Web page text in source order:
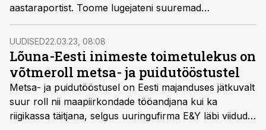
aastaraportist. Toome lugejateni suuremad
käibekaotajad.
UUDISED22.03.23, 08:08
Lõuna-Eesti inimeste toimetulekus on
võtmeroll metsa- ja puidutööstustel
Metsa- ja puidutööstusel on Eesti majanduses jätkuvalt
suur roll nii maapiirkondade tööandjana kui ka
riigikassa täitjana, selgus uuringufirma E&Y läbi viidud